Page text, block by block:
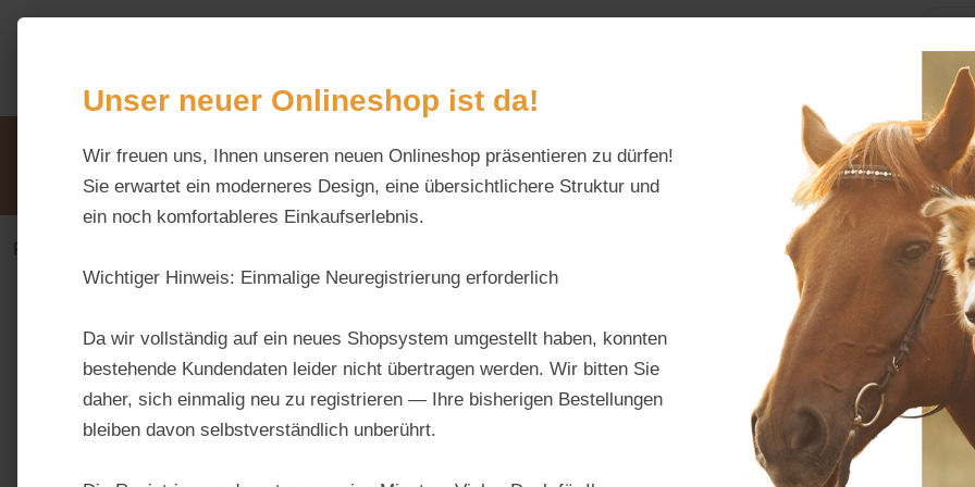
Hauptinhalt springen
Zur Suche springen
Alles fürs
Unsere VorteileBeratung via WhatsApp:
0176 / 99 66 31 80
Schreiben Sie uns:
info@tierfutter-fischer.de
Öffnungszeiten:
Mo–Fr: 9–18 Uhr ·
Footer-Navigation
Keine Produkte gefunden.
Unser neuer Onlineshop ist da!
Wir freuen uns, Ihnen unseren neuen Onlineshop präsentieren zu dürfen!
Sie erwartet ein moderneres Design, eine übersichtlichere Struktur und
ein noch komfortableres Einkaufserlebnis.
Wichtiger Hinweis: Einmalige Neuregistrierung erforderlich
Da wir vollständig auf ein neues Shopsystem umgestellt haben, konnten
bestehende Kundendaten leider nicht übertragen werden. Wir bitten Sie
daher, sich einmalig neu zu registrieren — Ihre bisherigen Bestellungen
bleiben davon selbstverständlich unberührt.